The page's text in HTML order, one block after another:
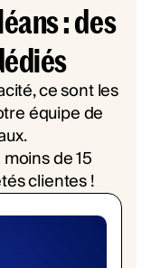
: des
ce sont les
équipe de
de 15
clientes !